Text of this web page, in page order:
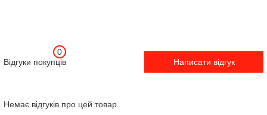
Відгуки покупців
0
Написати відгук
Немає відгуків про цей товар.